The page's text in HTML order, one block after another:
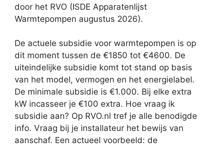
door het RVO (ISDE Apparatenlijst
Warmtepompen augustus 2026).
De actuele subsidie voor warmtepompen is op
dit moment tussen de €1850 tot €4600. De
uiteindelijke subsidie komt tot stand op basis
van het model, vermogen en het energielabel.
De minimale subsidie is €1.000. Bij elke extra
kW incasseer je €100 extra. Hoe vraag ik
subsidie aan? Op RVO.nl tref je alle benodigde
info. Vraag bij je installateur het bewijs van
aanschaf. Een actueel voorbeeld: de